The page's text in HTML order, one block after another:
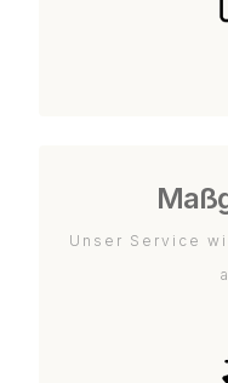
Unser Service